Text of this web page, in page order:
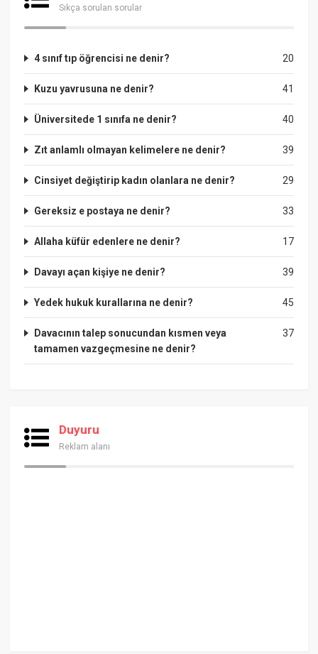
Sıkça sorulan sorular
20
4 sınıf tıp öğrencisi ne denir?
41
Kuzu yavrusuna ne denir?
40
Üniversitede 1 sınıfa ne denir?
39
Zıt anlamlı olmayan kelimelere ne denir?
29
Cinsiyet değiştirip kadın olanlara ne denir?
33
Gereksiz e postaya ne denir?
17
Allaha küfür edenlere ne denir?
39
Davayı açan kişiye ne denir?
45
Yedek hukuk kurallarına ne denir?
37
Davacının talep sonucundan kısmen veya
tamamen vazgeçmesine ne denir?
Duyuru
Reklam alanı